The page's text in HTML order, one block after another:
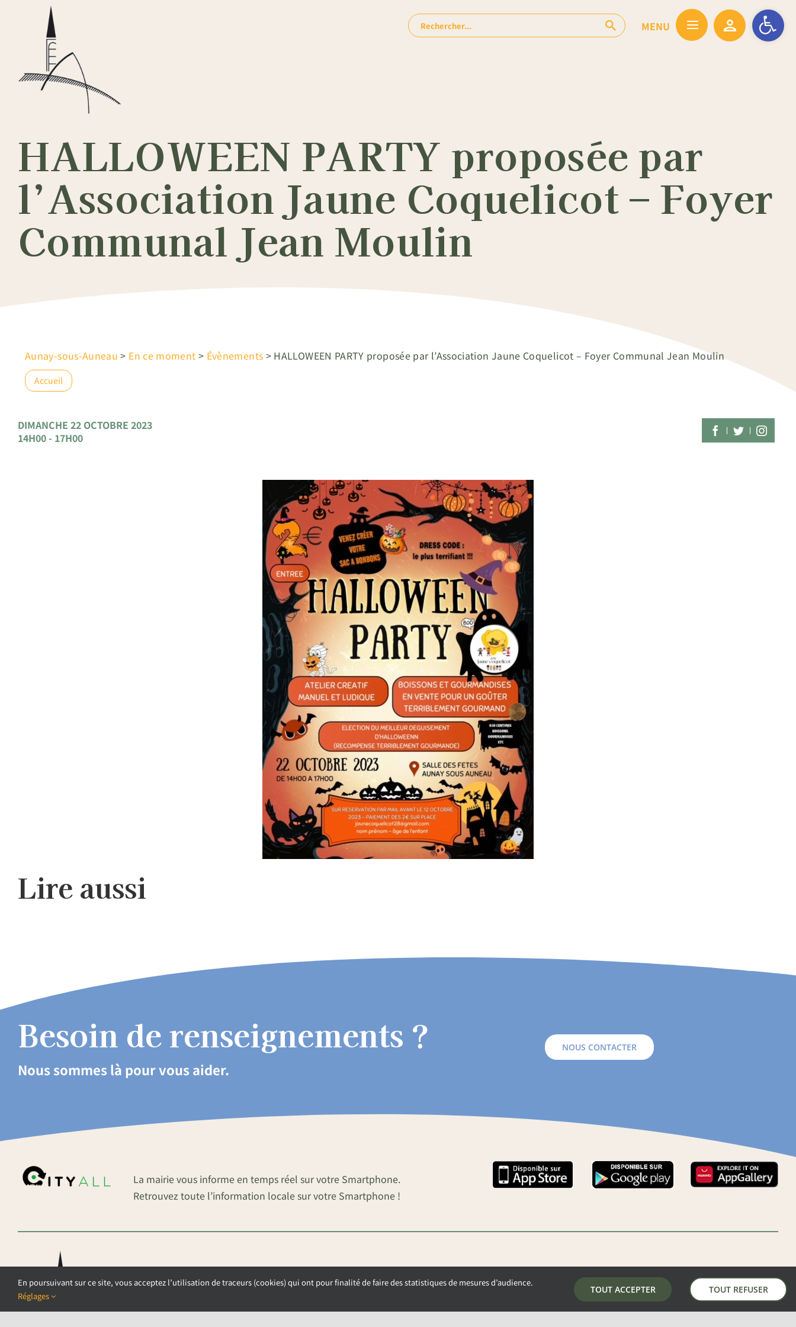
Ouvrir la
Rechercher:
HALLOWEEN PARTY proposée par
l’Association Jaune Coquelicot – Foyer
Communal Jean Moulin
Aunay-sous-Auneau > En ce moment > Évènements > HALLOWEEN PARTY proposée par l’Association Jaune Coquelicot – Foyer Communal Jean Moulin
Accueil
DIMANCHE 22 OCTOBRE 2023
14H00 - 17H00
Lire aussi
Besoin de renseignements ?
Nous sommes là pour vous aider.
NOUS CONTACTER
La mairie vous informe en temps réel sur votre Smartphone.
Retrouvez toute l’information locale sur votre Smartphone !
OUVERTURE DE LA MAIRIE LA MAIRIE DE AUNAY-SOUS-AUNEAU
5 place de la mairie, 28700 Aunay-Sous-Auneau
En poursuivant sur ce site, vous acceptez l’utilisation de traceurs (cookies) qui ont pour finalité de faire des statistiques de mesures d’audience.
Réglages
TOUT ACCEPTER TOUT REFUSER